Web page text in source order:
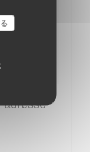
adresse